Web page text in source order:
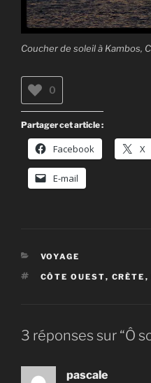
Coucher de soleil à Kambos,
0
Partager cet article :
Facebook X
E-mail
CATÉGORIES
VOYAGE
ÉTIQUETTES
CÔTE OUEST, CRÈTE ,
3 réponses sur “Ô
pascale